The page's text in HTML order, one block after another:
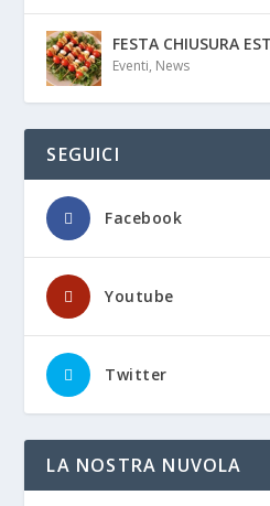
FESTA CHIUSURA
Eventi, News
SEGUICI
Facebook
Youtube
Twitter
LA NOSTRA NUVOLA